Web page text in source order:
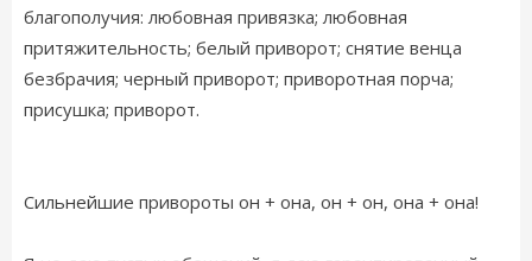
благополучия: любовная привязка; любовная
притяжительность; белый приворот; снятие венца
безбрачия; черный приворот; приворотная порча;
присушка; приворот.
Сильнейшие привороты он + она, он + он, она + она!